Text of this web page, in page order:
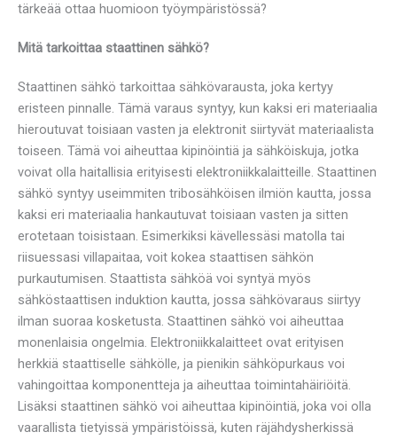
tärkeää ottaa huomioon työympäristössä?
Mitä tarkoittaa staattinen sähkö?
Staattinen sähkö tarkoittaa sähkövarausta, joka kertyy
eristeen pinnalle. Tämä varaus syntyy, kun kaksi eri materiaalia
hieroutuvat toisiaan vasten ja elektronit siirtyvät materiaalista
toiseen. Tämä voi aiheuttaa kipinöintiä ja sähköiskuja, jotka
voivat olla haitallisia erityisesti elektroniikkalaitteille. Staattinen
sähkö syntyy useimmiten tribosähköisen ilmiön kautta, jossa
kaksi eri materiaalia hankautuvat toisiaan vasten ja sitten
erotetaan toisistaan. Esimerkiksi kävellessäsi matolla tai
riisuessasi villapaitaa, voit kokea staattisen sähkön
purkautumisen. Staattista sähköä voi syntyä myös
sähköstaattisen induktion kautta, jossa sähkövaraus siirtyy
ilman suoraa kosketusta. Staattinen sähkö voi aiheuttaa
monenlaisia ongelmia. Elektroniikkalaitteet ovat erityisen
herkkiä staattiselle sähkölle, ja pienikin sähköpurkaus voi
vahingoittaa komponentteja ja aiheuttaa toimintahäiriöitä.
Lisäksi staattinen sähkö voi aiheuttaa kipinöintiä, joka voi olla
vaarallista tietyissä ympäristöissä, kuten räjähdysherkissä